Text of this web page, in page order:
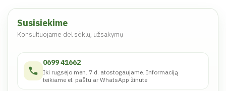
Susisiekime
Konsultuojame dėl sėklų, užsakymų
0699 41662
Iki rugsėjo mėn. 7 d. atostogaujame. Informaciją
teikiame el. paštu ar WhatsApp žinute